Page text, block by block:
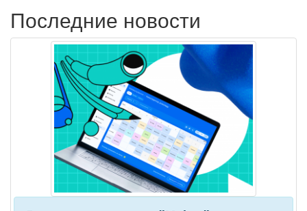
Последние новости